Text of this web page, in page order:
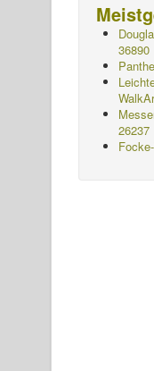
36890
26237